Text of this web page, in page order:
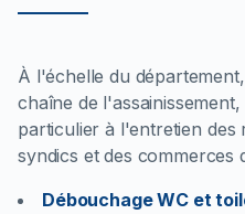
À l'échelle du
chaîne de
particulier à l'entretien des
syndics et des commerces
Débouchage WC et